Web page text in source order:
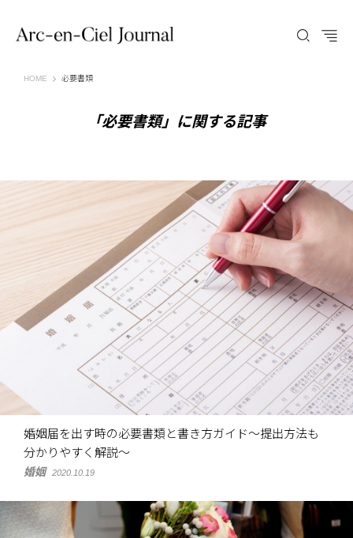
HOME Arc-en-Ciel Journal（アルカンシエル ジャーナル）
必要書類
「必要書類」に関する記事
婚姻届を出す時の必要書類と書き方ガイド～提出方法も
分かりやすく解説～
婚姻 2020.10.19